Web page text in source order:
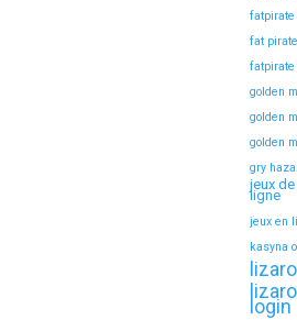
fatpirate
fat
fatpirate
golden
golden
golden
gry
jeux
ligne
jeux en
kasyna
login